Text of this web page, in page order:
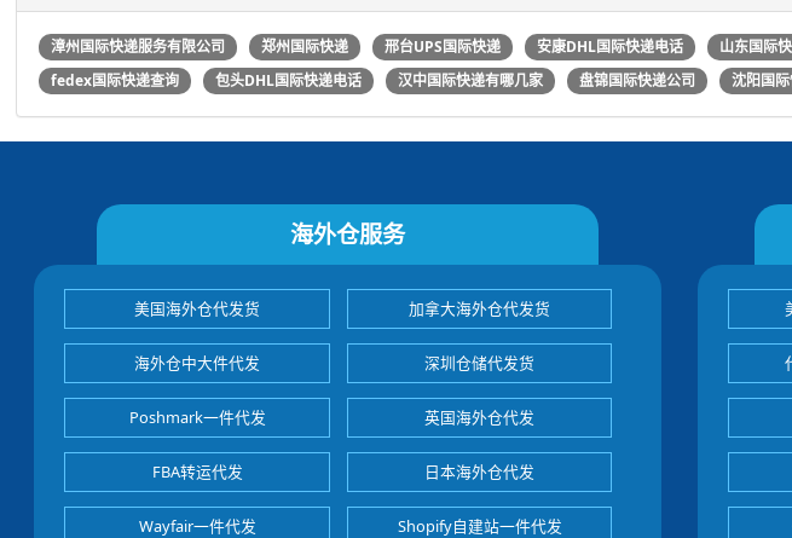
漳州国际快递服务有限公司 郑州国际快递 邢台UPS国际快递 安康DHL国际快递电话 山东国际
fedex国际快递查询
包头DHL国际快递电话 汉中国际快递有哪几家 盘锦国际快递公司 沈阳国
海外仓服务
美国海外仓代发货 加拿大海外仓代发货
海外仓中大件代发 深圳仓储代发货
Poshmark一件代发 英国海外仓代发
FBA转运代发 日本海外仓代发
Wayfair一件代发 Shopify自建站一件代发